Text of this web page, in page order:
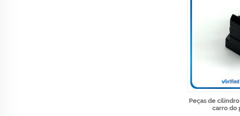
Peças de
carro do